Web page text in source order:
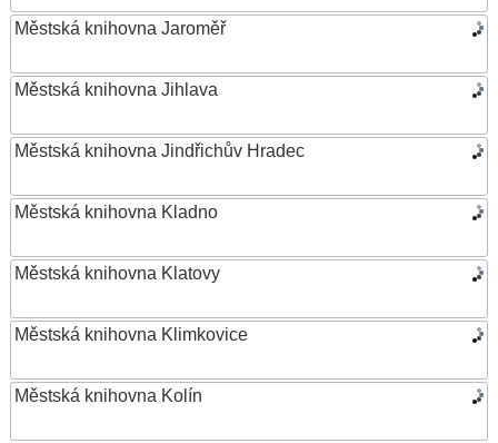
Městská knihovna Jaroměř
Městská knihovna Jihlava
Městská knihovna Jindřichův Hradec
Městská knihovna Kladno
Městská knihovna Klatovy
Městská knihovna Klimkovice
Městská knihovna Kolín